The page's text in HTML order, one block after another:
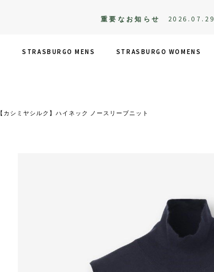
重要なお知らせ 2026.07.29
STRASBURGO MENS STRASBURGO WOMENS
【カシミヤシルク】ハイネック ノースリーブニット